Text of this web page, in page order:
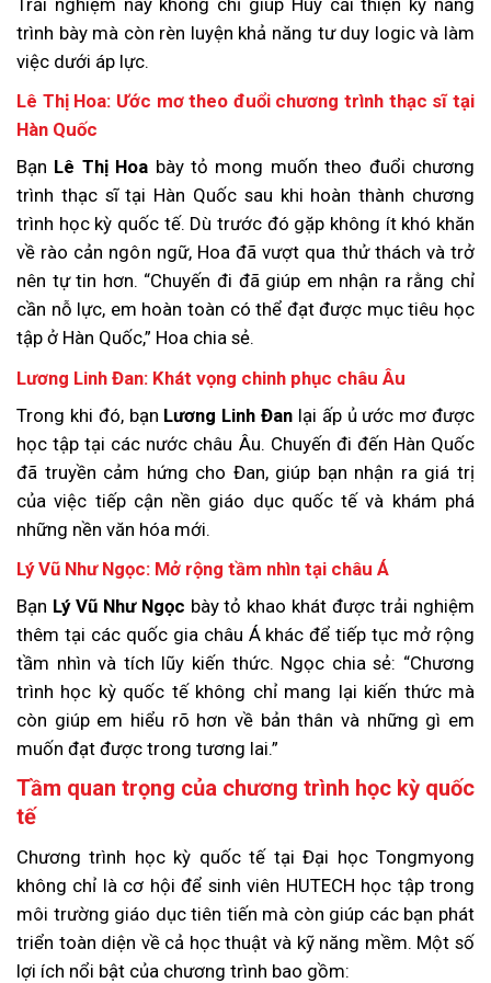
Trải nghiệm này không chỉ giúp Huy cải thiện kỹ năng
trình bày mà còn rèn luyện khả năng tư duy logic và làm
việc dưới áp lực.
Lê Thị Hoa: Ước mơ theo đuổi chương trình thạc sĩ tại
Hàn Quốc
Bạn Lê Thị Hoa bày tỏ mong muốn theo đuổi chương
trình thạc sĩ tại Hàn Quốc sau khi hoàn thành chương
trình học kỳ quốc tế. Dù trước đó gặp không ít khó khăn
về rào cản ngôn ngữ, Hoa đã vượt qua thử thách và trở
nên tự tin hơn. “Chuyến đi đã giúp em nhận ra rằng chỉ
cần nỗ lực, em hoàn toàn có thể đạt được mục tiêu học
tập ở Hàn Quốc,” Hoa chia sẻ.
Lương Linh Đan: Khát vọng chinh phục châu Âu
Trong khi đó, bạn Lương Linh Đan lại ấp ủ ước mơ được
học tập tại các nước châu Âu. Chuyến đi đến Hàn Quốc
đã truyền cảm hứng cho Đan, giúp bạn nhận ra giá trị
của việc tiếp cận nền giáo dục quốc tế và khám phá
những nền văn hóa mới.
Lý Vũ Như Ngọc: Mở rộng tầm nhìn tại châu Á
Bạn Lý Vũ Như Ngọc bày tỏ khao khát được trải nghiệm
thêm tại các quốc gia châu Á khác để tiếp tục mở rộng
tầm nhìn và tích lũy kiến thức. Ngọc chia sẻ: “Chương
trình học kỳ quốc tế không chỉ mang lại kiến thức mà
còn giúp em hiểu rõ hơn về bản thân và những gì em
muốn đạt được trong tương lai.”
Tầm quan trọng của chương trình học kỳ quốc
tế
Chương trình học kỳ quốc tế tại Đại học Tongmyong
không chỉ là cơ hội để sinh viên HUTECH học tập trong
môi trường giáo dục tiên tiến mà còn giúp các bạn phát
triển toàn diện về cả học thuật và kỹ năng mềm. Một số
lợi ích nổi bật của chương trình bao gồm: